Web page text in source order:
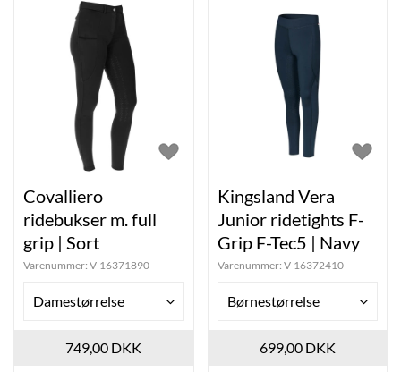
Covalliero
ridebukser m. full
grip | Sort
Varenummer: V-16371890
Damestørrelse
749,00 DKK
Kingsland Vera
Junior ridetights F-
Grip F-Tec5 | Navy
Varenummer: V-16372410
Børnestørrelse
699,00 DKK